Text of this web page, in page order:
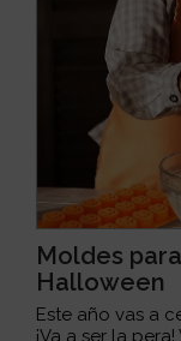
Moldes
Halloween
Este año vas a
¡Va a ser la